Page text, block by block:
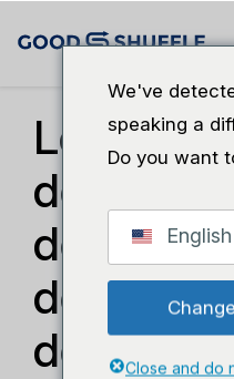
Le guide
débutant
de
des sites
de
We've
speaking a
Do you want
English
Close and do